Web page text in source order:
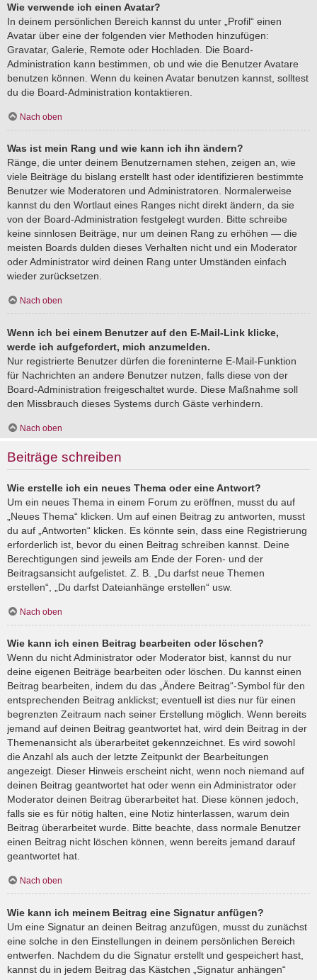
Wie verwende ich einen Avatar?
In deinem persönlichen Bereich kannst du unter „Profil“ einen
Avatar über eine der folgenden vier Methoden hinzufügen:
Gravatar, Galerie, Remote oder Hochladen. Die Board-
Administration kann bestimmen, ob und wie die Benutzer Avatare
benutzen können. Wenn du keinen Avatar benutzen kannst, solltest
du die Board-Administration kontaktieren.
Nach oben
Was ist mein Rang und wie kann ich ihn ändern?
Ränge, die unter deinem Benutzernamen stehen, zeigen an, wie
viele Beiträge du bislang erstellt hast oder identifizieren bestimmte
Benutzer wie Moderatoren und Administratoren. Normalerweise
kannst du den Wortlaut eines Ranges nicht direkt ändern, da sie
von der Board-Administration festgelegt wurden. Bitte schreibe
keine sinnlosen Beiträge, nur um deinen Rang zu erhöhen — die
meisten Boards dulden dieses Verhalten nicht und ein Moderator
oder Administrator wird deinen Rang unter Umständen einfach
wieder zurücksetzen.
Nach oben
Wenn ich bei einem Benutzer auf den E-Mail-Link klicke,
werde ich aufgefordert, mich anzumelden.
Nur registrierte Benutzer dürfen die foreninterne E-Mail-Funktion
für Nachrichten an andere Benutzer nutzen, falls diese von der
Board-Administration freigeschaltet wurde. Diese Maßnahme soll
den Missbrauch dieses Systems durch Gäste verhindern.
Nach oben
Beiträge schreiben
Wie erstelle ich ein neues Thema oder eine Antwort?
Um ein neues Thema in einem Forum zu eröffnen, musst du auf
„Neues Thema“ klicken. Um auf einen Beitrag zu antworten, musst
du auf „Antworten“ klicken. Es könnte sein, dass eine Registrierung
erforderlich ist, bevor du einen Beitrag schreiben kannst. Deine
Berechtigungen sind jeweils am Ende der Foren- und der
Beitragsansicht aufgelistet. Z. B. „Du darfst neue Themen
erstellen“, „Du darfst Dateianhänge erstellen“ usw.
Nach oben
Wie kann ich einen Beitrag bearbeiten oder löschen?
Wenn du nicht Administrator oder Moderator bist, kannst du nur
deine eigenen Beiträge bearbeiten oder löschen. Du kannst einen
Beitrag bearbeiten, indem du das „Ändere Beitrag“-Symbol für den
entsprechenden Beitrag anklickst; eventuell ist dies nur für einen
begrenzten Zeitraum nach seiner Erstellung möglich. Wenn bereits
jemand auf deinen Beitrag geantwortet hat, wird dein Beitrag in der
Themenansicht als überarbeitet gekennzeichnet. Es wird sowohl
die Anzahl als auch der letzte Zeitpunkt der Bearbeitungen
angezeigt. Dieser Hinweis erscheint nicht, wenn noch niemand auf
deinen Beitrag geantwortet hat oder wenn ein Administrator oder
Moderator deinen Beitrag überarbeitet hat. Diese können jedoch,
falls sie es für nötig halten, eine Notiz hinterlassen, warum dein
Beitrag überarbeitet wurde. Bitte beachte, dass normale Benutzer
einen Beitrag nicht löschen können, wenn bereits jemand darauf
geantwortet hat.
Nach oben
Wie kann ich meinem Beitrag eine Signatur anfügen?
Um eine Signatur an deinen Beitrag anzufügen, musst du zunächst
eine solche in den Einstellungen in deinem persönlichen Bereich
entwerfen. Nachdem du die Signatur erstellt und gespeichert hast,
kannst du in jedem Beitrag das Kästchen „Signatur anhängen“